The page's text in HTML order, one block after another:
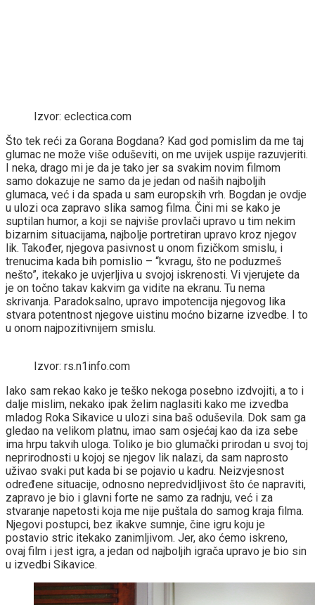
Izvor: eclectica.com
Što tek reći za Gorana Bogdana? Kad god pomislim da me taj
glumac ne može više oduševiti, on me uvijek uspije razuvjeriti.
I neka, drago mi je da je tako jer sa svakim novim filmom
samo dokazuje ne samo da je jedan od naših najboljih
glumaca, već i da spada u sam europskih vrh. Bogdan je ovdje
u ulozi oca zapravo slika samog filma. Čini mi se kako je
suptilan humor, a koji se najviše provlači upravo u tim nekim
bizarnim situacijama, najbolje portretiran upravo kroz njegov
lik. Također, njegova pasivnost u onom fizičkom smislu, i
trenucima kada bih pomislio – “kvragu, što ne poduzmeš
nešto”, itekako je uvjerljiva u svojoj iskrenosti. Vi vjerujete da
je on točno takav kakvim ga vidite na ekranu. Tu nema
skrivanja. Paradoksalno, upravo impotencija njegovog lika
stvara potentnost njegove uistinu moćno bizarne izvedbe. I to
u onom najpozitivnijem smislu.
Izvor: rs.n1info.com
Iako sam rekao kako je teško nekoga posebno izdvojiti, a to i
dalje mislim, nekako ipak želim naglasiti kako me izvedba
mladog Roka Sikavice u ulozi sina baš oduševila. Dok sam ga
gledao na velikom platnu, imao sam osjećaj kao da iza sebe
ima hrpu takvih uloga. Toliko je bio glumački prirodan u svoj toj
neprirodnosti u kojoj se njegov lik nalazi, da sam naprosto
uživao svaki put kada bi se pojavio u kadru. Neizvjesnost
određene situacije, odnosno nepredvidljivost što će napraviti,
zapravo je bio i glavni forte ne samo za radnju, već i za
stvaranje napetosti koja me nije puštala do samog kraja filma.
Njegovi postupci, bez ikakve sumnje, čine igru koju je
postavio stric itekako zanimljivom. Jer, ako ćemo iskreno,
ovaj film i jest igra, a jedan od najboljih igrača upravo je bio sin
u izvedbi Sikavice.